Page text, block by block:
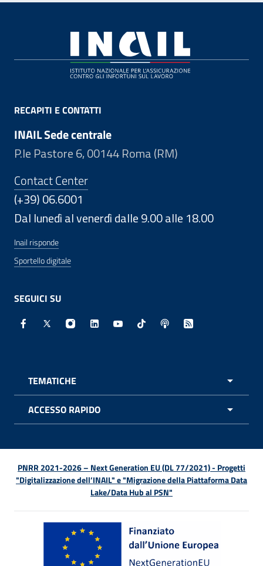
RECAPITI E CONTATTI
INAIL Sede centrale
P.le Pastore 6, 00144 Roma (RM)
Contact Center
(+39) 06.6001
Dal lunedì al venerdì dalle 9.00 alle 18.00
Inail risponde
Sportello digitale
SEGUICI SU
Facebook - Sito esterno - Apertura in nuova finestra
X - Sito esterno - Apertura in nuova finestra
Instagram - Sito esterno - Apertura in
Linkedin - Sito esterno - Apertura in
Youtube - Sito esterno -
TikTok - Sito esterno -
Spreaker - Sito
Feed RSS -
TEMATICHE
ACCESSO RAPIDO
PNRR 2021-2026 – Next Generation EU (DL 77/2021) - Progetti
"Digitalizzazione dell’INAIL" e "Migrazione della Piattaforma Data
Lake/Data Hub al PSN"